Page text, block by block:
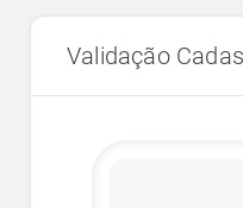
Validação